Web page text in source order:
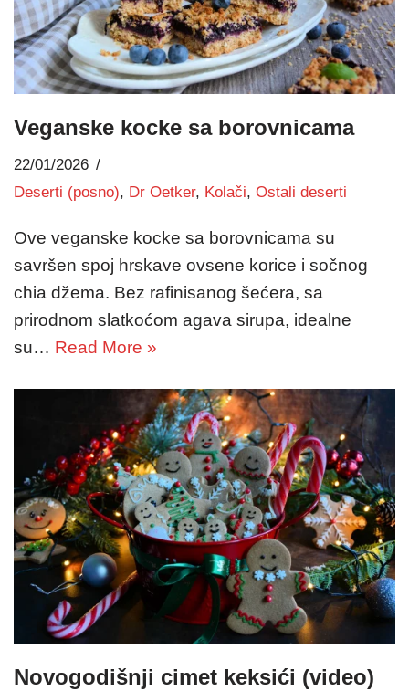
Veganske kocke sa borovnicama
22/01/2026
Deserti (posno), Dr Oetker, Kolači, Ostali deserti
Ove veganske kocke sa borovnicama su
savršen spoj hrskave ovsene korice i sočnog
chia džema. Bez rafinisanog šećera, sa
prirodnom slatkoćom agava sirupa, idealne
su… Read More »
Novogodišnji cimet keksići (video)